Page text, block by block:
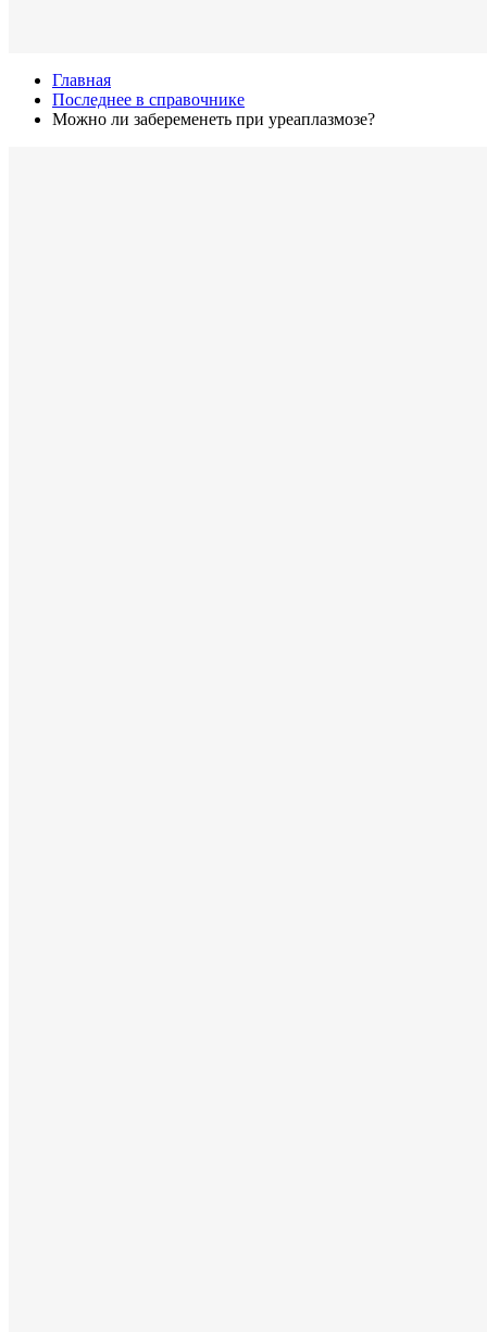
Главная
Последнее в справочнике
Можно ли забеременеть при уреаплазмозе?